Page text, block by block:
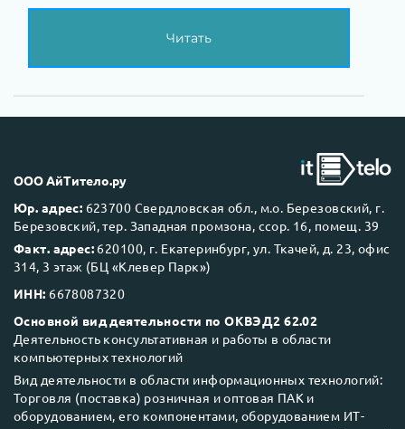
Читать
ООО АйТитело.ру
Юр. адрес: 623700 Свердловская обл., м.о. Березовский, г.
Березовский, тер. Западная промзона, ссор. 16, помещ. 39
Факт. адрес: 620100, г. Екатеринбург, ул. Ткачей, д. 23, офис
314, 3 этаж (БЦ «Клевер Парк»)
ИНН: 6678087320
Основной вид деятельности по ОКВЭД2 62.02
Деятельность консультативная и работы в области
компьютерных технологий
Вид деятельности в области информационных технологий:
Торговля (поставка) розничная и оптовая ПАК и
оборудованием, его компонентами, оборудованием ИТ-